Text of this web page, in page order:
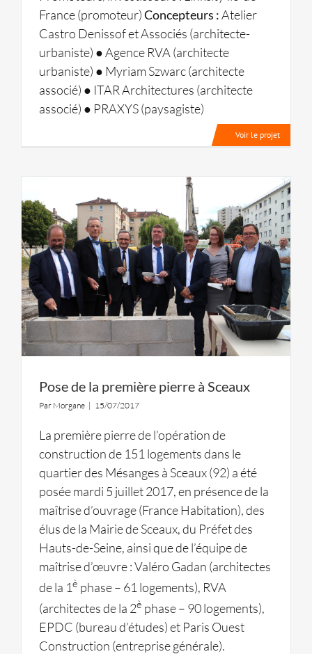
France (promoteur)Concepteurs :Atelier
Castro Denissof et Associés (architecte-
urbaniste) ● Agence RVA (architecte
urbaniste) ● Myriam Szwarc (architecte
associé) ● ITAR Architectures (architecte
associé) ● PRAXYS (paysagiste)
Voir le projet
Pose de la première pierre à Sceaux
Par Morgane | 15/07/2017
La première pierre de l’opération de
construction de 151 logements dans le
quartier des Mésanges à Sceaux (92) a été
posée mardi 5 juillet 2017, en présence de la
maîtrise d’ouvrage (France Habitation), des
élus de la Mairie de Sceaux, du Préfet des
Hauts-de-Seine, ainsi que de l’équipe de
maîtrise d’œuvre : Valéro Gadan (architectes
de la 1è phase – 61 logements), RVA
(architectes de la 2è phase – 90 logements),
EPDC (bureau d’études) et Paris Ouest
Construction (entreprise générale).